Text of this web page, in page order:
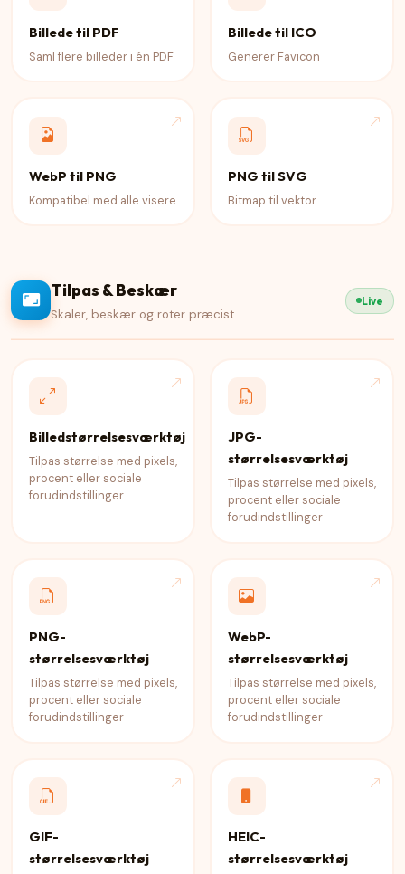
Billede til PDF
Saml flere billeder i én PDF
Billede til ICO
Generer Favicon
WebP til PNG
Kompatibel med alle visere
PNG til SVG
Bitmap til vektor
Tilpas & Beskær
Skaler, beskær og roter præcist.
Live
Billedstørrelsesværktøj
Tilpas størrelse med pixels,
procent eller sociale
forudindstillinger
JPG-
størrelsesværktøj
Tilpas størrelse med pixels,
procent eller sociale
forudindstillinger
PNG-
størrelsesværktøj
Tilpas størrelse med pixels,
procent eller sociale
forudindstillinger
WebP-
størrelsesværktøj
Tilpas størrelse med pixels,
procent eller sociale
forudindstillinger
GIF-
størrelsesværktøj
HEIC-
størrelsesværktøj